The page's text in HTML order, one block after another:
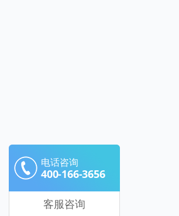
电话咨询
400-166-3656
客服咨询